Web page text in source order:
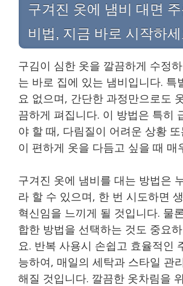
구겨진 옷에 냄비 대면
비법, 지금 바로 시작하
구김이 심한 옷을 깔끔하게 수정
는 바로 집에 있는 냄비입니다. 특
요 없으며, 간단한 과정만으로도
끔하게 펴집니다. 이 방법은 특히
야 할 때, 다림질이 어려운 상황
이 편하게 옷을 다듬고 싶을 때 매
구겨진 옷에 냄비를 대는 방법은
라 할 수 있으며, 한 번 시도하면
혁신임을 느끼게 될 것입니다. 물
합한 방법을 선택하는 것도 중요
요. 반복 사용시 손쉽고 효율적인
능하여, 매일의 세탁과 스타일 관
해질 것입니다. 깔끔한 옷차림을